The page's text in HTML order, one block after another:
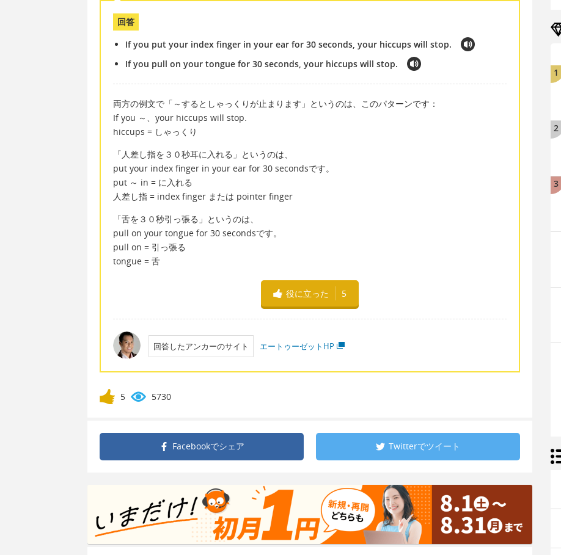
回答
If you put your index finger in your ear for 30 seconds, your hiccups will stop.
If you pull on your tongue for 30 seconds, your hiccups will stop.
両方の例文で「～するとしゃっくりが止まります」というのは、このパターンです：
If you ～、your hiccups will stop.
hiccups = しゃっくり
「人差し指を３０秒耳に入れる」というのは、
put your index finger in your ear for 30 secondsです。
put ～ in = に入れる
人差し指 = index finger または pointer finger
「舌を３０秒引っ張る」というのは、
pull on your tongue for 30 secondsです。
pull on = 引っ張る
tongue = 舌
役に立った 5
回答したアンカーのサイト エートゥーゼットHP
5 5730
Facebookでシェア Twitterでツイート
1
2
3